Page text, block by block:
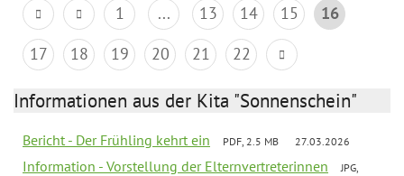
1 ... 13 14 15
16
17
18 19 20 21 22
Informationen aus der Kita "Sonnenschein"
Bericht - Der Frühling kehrt ein PDF, 2.5 MB 27.03.2026
Information - Vorstellung der Elternvertreterinnen
JPG,